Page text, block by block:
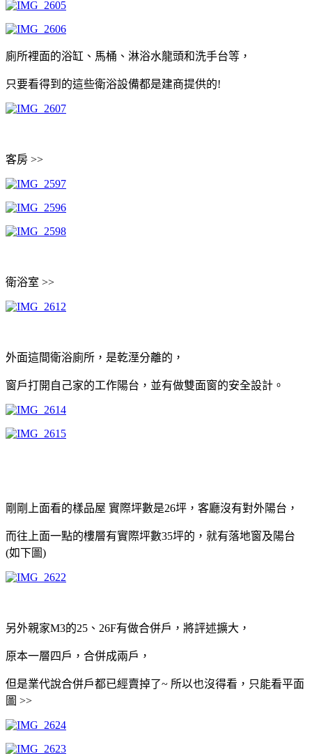
廁所裡面的浴缸、馬桶、淋浴水龍頭和洗手台等，
只要看得到的這些衛浴設備都是建商提供的!
客房 >>
衛浴室 >>
外面這間衛浴廁所，是乾溼分離的，
窗戶打開自己家的工作陽台，並有做雙面窗的安全設計。
剛剛上面看的樣品屋 實際坪數是26坪，客廳沒有對外陽台，
而往上面一點的樓層有實際坪數35坪的，就有落地窗及陽台
(如下圖)
另外親家M3的25、26F有做合併戶，將評述擴大，
原本一層四戶，合併成兩戶，
但是業代說合併戶都已經賣掉了~ 所以也沒得看，只能看平面
圖 >>